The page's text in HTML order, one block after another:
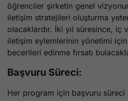
öğrenciler şirketin genel
iletişim stratejileri oluşturma
olacaklardır. İki yıl süresince, iç
iletişim eylemlerinin yönetimi
becerileri edinme fırsatı
Başvuru Süreci:
Her program için başvuru süreci